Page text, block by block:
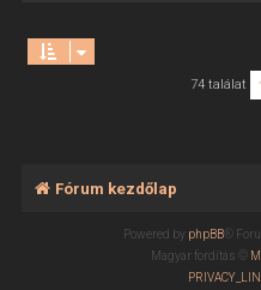
74 találat
Fórum kezdőlap
Powered by phpBB®
Magyar fordítás ©